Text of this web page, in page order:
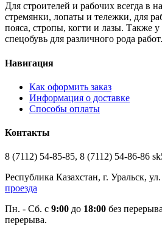
Для строителей и рабочих всегда в
стремянки, лопаты и тележки, для
пояса, стропы, когти и лазы. Также
спецобувь для различного рода работ.
Навигация
Как оформить заказ
Информация о доставке
Способы оплаты
Контакты
8 (7112) 54-85-85, 8 (7112) 54-86-86
Республика Казахстан, г. Уральск,
проезда
Пн. - Cб. с 9:00 до 18:00 без
перерыва.